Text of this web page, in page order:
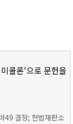
콜론'으로 문헌을
49 결정; 헌법재판소